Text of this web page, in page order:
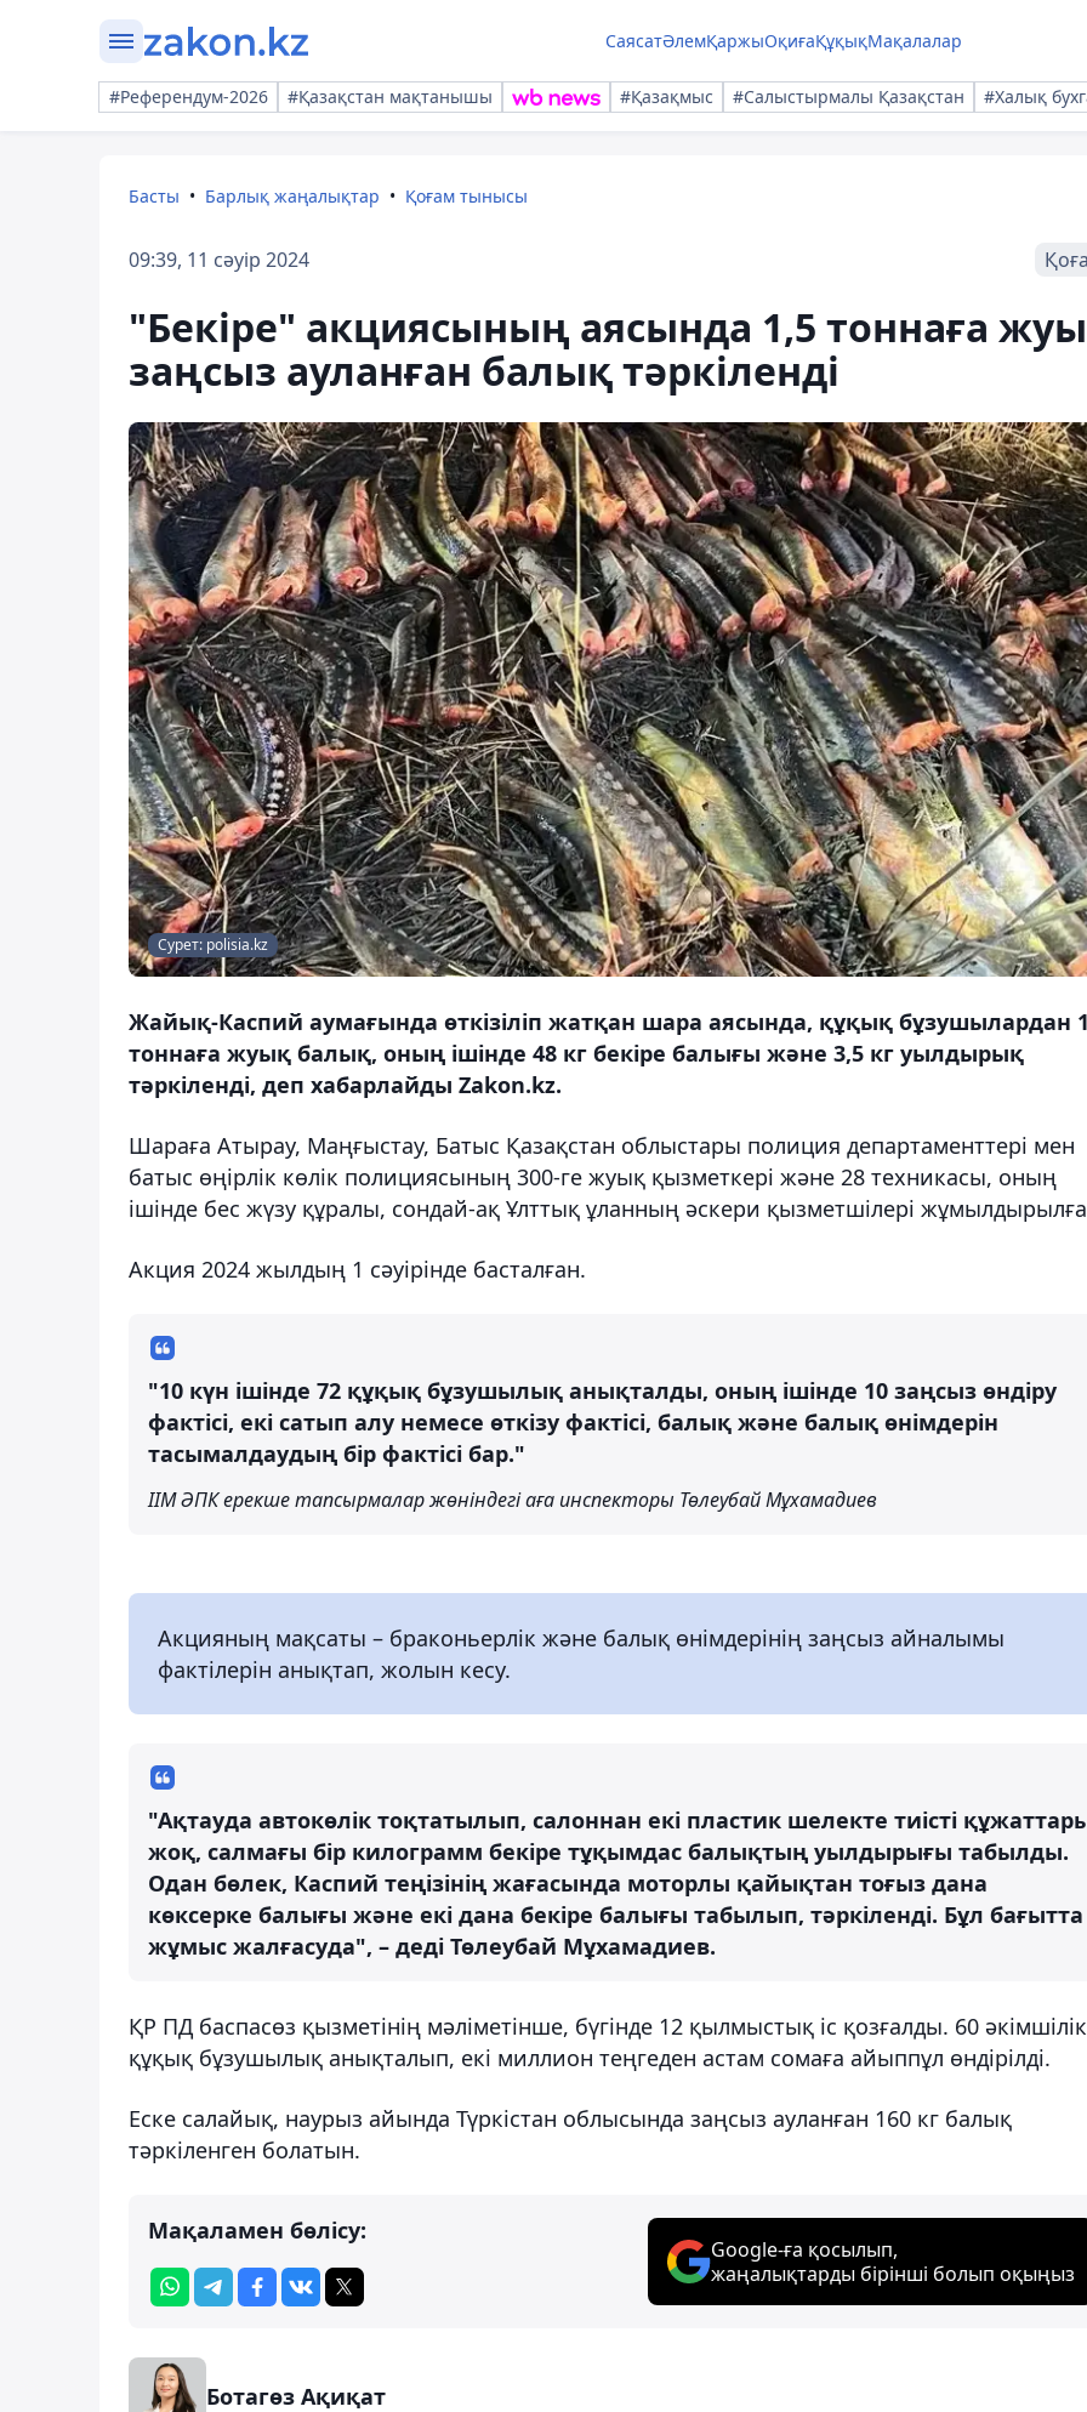
СаясатӘлемҚаржыОқиғаҚұқықМақалалар
#Референдум-2026 #Қазақстан мақтанышы #Қазақмыс #Салыстырмалы Қазақстан #Халық
Басты Барлық жаңалықтар Қоғам тынысы
09:39, 11 сәуір 2024
"Бекіре" акциясының аясында 1,5 тоннаға
заңсыз ауланған балық тәркіленді
Сурет: polisia.kz
Жайық-Каспий аумағында өткізіліп жатқан шара аясында, құқық бұзушылардан
тоннаға жуық балық, оның ішінде 48 кг бекіре балығы және 3,5 кг уылдырық
тәркіленді, деп хабарлайды Zakon.kz.
Шараға Атырау, Маңғыстау, Батыс Қазақстан облыстары полиция департаменттері мен
батыс өңірлік көлік полициясының 300-ге жуық қызметкері және 28 техникасы, оның
ішінде бес жүзу құралы, сондай-ақ Ұлттық ұланның әскери қызметшілері
Акция 2024 жылдың 1 сәуірінде басталған.
"10 күн ішінде 72 құқық бұзушылық анықталды, оның ішінде 10 заңсыз өндіру
фактісі, екі сатып алу немесе өткізу фактісі, балық және балық өнімдерін
тасымалдаудың бір фактісі бар."
ІІМ ӘПК ерекше тапсырмалар жөніндегі аға инспекторы Төлеубай Мұхамадиев
Акцияның мақсаты – браконьерлік және балық өнімдерінің заңсыз айналымы
фактілерін анықтап, жолын кесу.
"Ақтауда автокөлік тоқтатылып, салоннан екі пластик шелекте тиісті
жоқ, салмағы бір килограмм бекіре тұқымдас балықтың уылдырығы табылды.
Одан бөлек, Каспий теңізінің жағасында моторлы қайықтан тоғыз дана
көксерке балығы және екі дана бекіре балығы табылып, тәркіленді. Бұл бағытта
жұмыс жалғасуда", – деді Төлеубай Мұхамадиев.
ҚР ПД баспасөз қызметінің мәліметінше, бүгінде 12 қылмыстық іс қозғалды. 60 әкімшілік
құқық бұзушылық анықталып, екі миллион теңгеден астам сомаға айыппұл өндірілді.
Еске салайық, наурыз айында Түркістан облысында заңсыз ауланған 160 кг балық
тәркіленген болатын.
Мақаламен бөлісу:
Google-ға қосылып,
жаңалықтарды бірінші болып оқыңыз
Ботагөз Ақиқат